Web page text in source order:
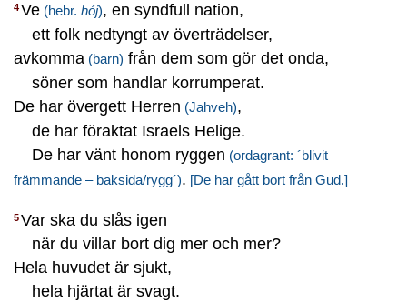
4Ve (hebr.hój), en syndfull nation,
ett folk nedtyngt av överträdelser,
avkomma (barn) från dem som gör det onda,
söner som handlar korrumperat.
De har övergett Herren (Jahveh),
de har föraktat Israels Helige.
De har vänt honom ryggen (ordagrant: ´blivit
främmande – baksida/rygg´). [De har gått bort från Gud.]
5Var ska du slås igen
när du villar bort dig mer och mer?
Hela huvudet är sjukt,
hela hjärtat är svagt.